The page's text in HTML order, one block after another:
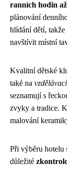
ranních hodin
plánování
hlídání dětí,
navštívit místní
Kvalitní dětské
také na
seznamují s
zvyky a tradice.
malování
Při výběru hotelu
důležité